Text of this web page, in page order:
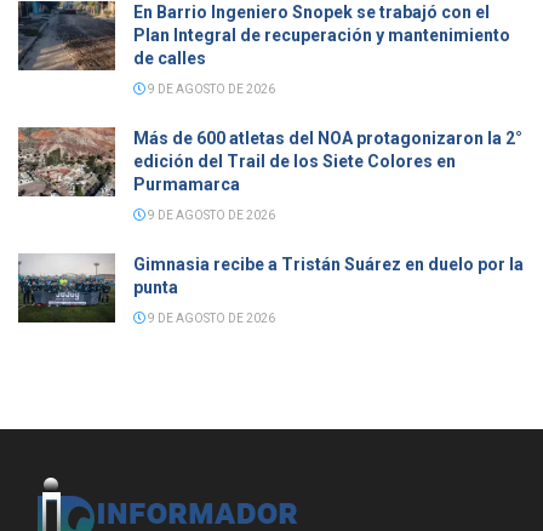
En Barrio Ingeniero Snopek se trabajó con el
Plan Integral de recuperación y mantenimiento
de calles
9 DE AGOSTO DE 2026
Más de 600 atletas del NOA protagonizaron la 2°
edición del Trail de los Siete Colores en
Purmamarca
9 DE AGOSTO DE 2026
Gimnasia recibe a Tristán Suárez en duelo por la
punta
9 DE AGOSTO DE 2026